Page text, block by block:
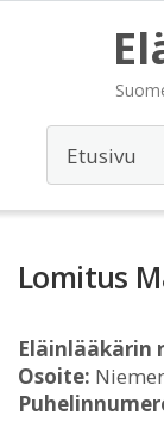
Lomitus
Eläinlääkärin
Osoite: